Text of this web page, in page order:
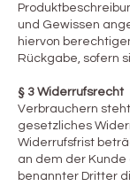
und Gewissen
hiervon
Rückgabe, sofern
§ 3 Widerrufsrecht
Verbrauchern
gesetzliches
Widerrufsfrist
an dem der Kunde
benannter Dritter